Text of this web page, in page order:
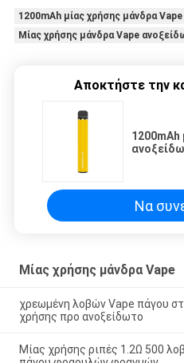
1200mAh μίας χρήσης μάνδρα Vape
Μίας χρήσης μάνδρα Vape
Αποκτήστε την
1200mAh
Να
Μίας χρήσης μάνδρα Vape
χρεωμένη λοβών Vape πάγου
χρήσης προ ανοξείδωτο
Μίας χρήσης ριπές 1.2Ω 500